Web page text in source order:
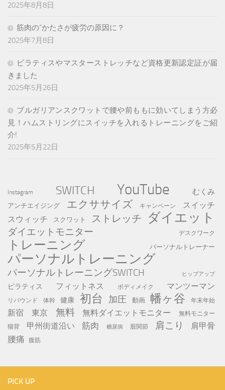
2025年8月8日
筋肉の”かたさが疲労の原因に？
2025年7月8日
ピラティスやマスターストレッチなど資格更新認定証が届
きました
2025年5月26日
ブルガリアンスクワットで腰や前ももに効いてしまう方必
見！ハムストリングにスイッチを入れるトレーニングをご紹
介!
2025年5月22日
Instagram SWITCH YouTube むくみ
アンチエイジング エクササイズ キャンペーン
スイッチ
スウィッチ
スクワット ストレッチ ダイエット
ダイエットモニター デスクワーク
トレーニング パーソナルトレーナー
パーソナルトレーニング
パーソナルトレーニングSWITCH ヒップアップ
ピラティス フィットネス ボディメイク マンツーマン
リバウンド 体幹 健康 初台 加圧 動画 幡ヶ谷 年末年始
新宿 東京 無料 無料ダイエットモニター
無料モニター
猫背
甲州街道沿い 筋肉 糖尿病 股関節 肩こり 肩甲骨
腰痛 腹筋
PICK UP